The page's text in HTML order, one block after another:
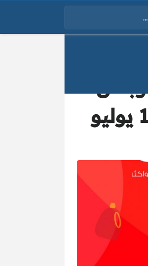
سعر في عروض لولو هايبر ماركت مصر ولغاية يوم 19 يوليو